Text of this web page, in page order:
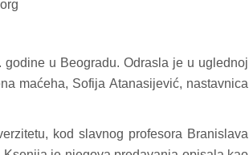
u Beogradu. Odrasla je u uglednoj
maćeha, Sofija Atanasijević, nastavnica
kod slavnog profesora Branislava